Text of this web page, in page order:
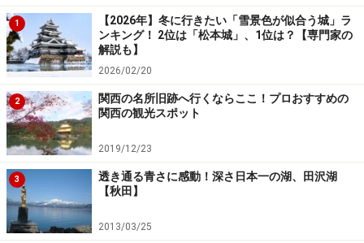
渡るのに似ていますね。改めて錦川の川幅の広さがわか
ります。
対岸の山の上にある岩国城を眺めながら、錦帯橋を渡る
（2022年6月撮影）
錦帯橋を渡る途中、右手前方の小高い山の上に見える城
は、岩国城の天守閣。橋を渡った先にある吉香公園（き
っこうこうえん）の中にある岩国城ロープウェーに乗車
すると、山頂に上って岩国城まで行くことができます。
1
【2026年】冬に行きたい「雪景色が似合う城」ラ
ンキング！ 2位は「松本城」、1位は？【専門家の
解説も】
2026/02/20
2
関西の名所旧跡へ行くならここ！プロおすすめの
関西の観光スポット
2019/12/23
3
透き通る青さに感動！深さ日本一の湖、田沢湖
【秋田】
2013/03/25